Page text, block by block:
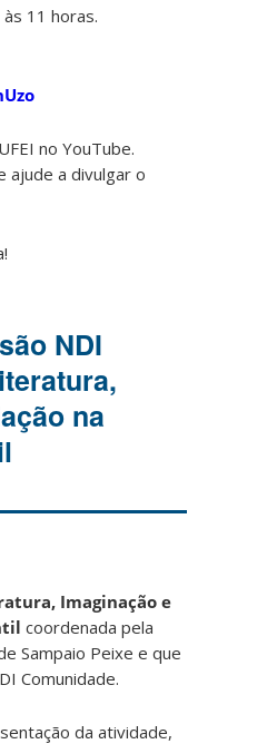
11 horas.
no YouTube.
ajude a divulgar o
NDI
na
Imaginação e
coordenada pela
Sampaio Peixe e que
Comunidade.
da atividade,